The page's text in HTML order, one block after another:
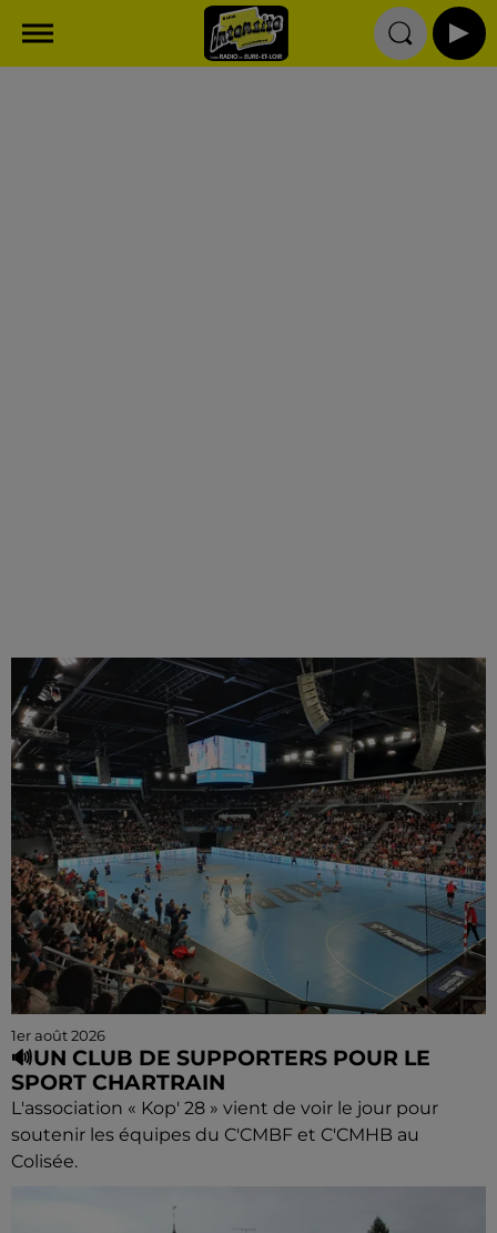
1er août 2026
🔊UN CLUB DE SUPPORTERS POUR LE
SPORT CHARTRAIN
L'association « Kop' 28 » vient de voir le jour pour
soutenir les équipes du C'CMBF et C'CMHB au
Colisée.